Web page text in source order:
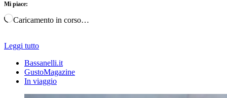
Mi piace:
Caricamento in corso…
Leggi tutto
Bassanelli.it
GustoMagazine
In viaggio